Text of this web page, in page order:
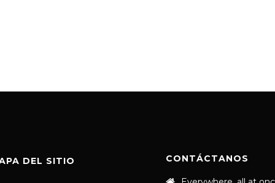
DEL SITIO CONTÁCTANOS